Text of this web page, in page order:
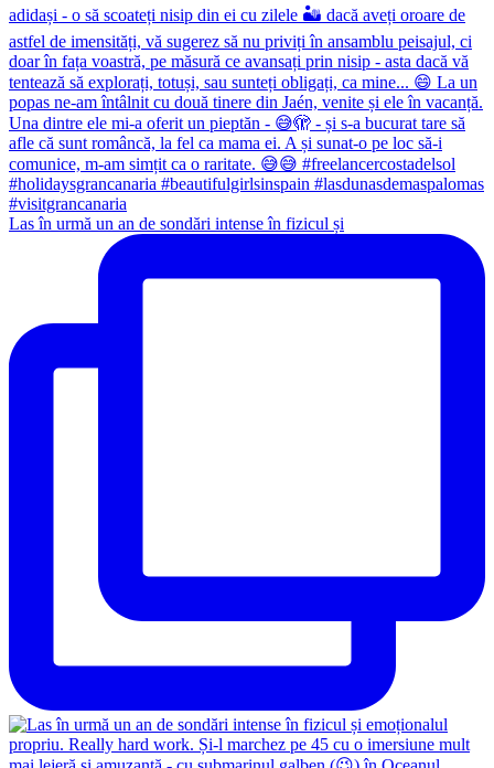
Las în urmă un an de sondări intense în fizicul și